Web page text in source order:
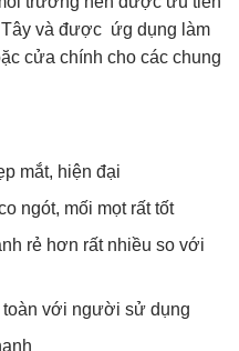
và được ứg dụng làm
cửa chính cho các chung
mắt, hiện đại
ngót, mối mọt rất tốt
rẻ hơn rất nhiều so với
với người sử dụng